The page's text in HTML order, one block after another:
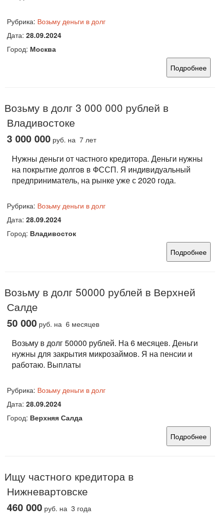
Рубрика: Возьму деньги в долг
Дата: 28.09.2024
Город: Москва
Подробнее
Возьму в долг 3 000 000 рублей в
Владивостоке
3 000 000 руб. на 7 лет
Нужны деньги от частного кредитора. Деньги нужны
на покрытие долгов в ФССП. Я индивидуальный
предприниматель, на рынке уже с 2020 года.
Рубрика: Возьму деньги в долг
Дата: 28.09.2024
Город: Владивосток
Подробнее
Возьму в долг 50000 рублей в Верхней
Салде
50 000 руб. на 6 месяцев
Возьму в долг 50000 рублей. На 6 месяцев. Деньги
нужны для закрытия микрозаймов. Я на пенсии и
работаю. Выплаты
Рубрика: Возьму деньги в долг
Дата: 28.09.2024
Город: Верхняя Салда
Подробнее
Ищу частного кредитора в
Нижневартовске
460 000 руб. на 3 года